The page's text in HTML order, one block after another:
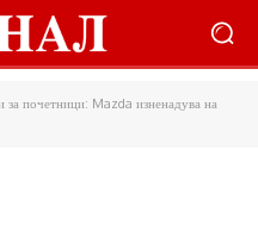
за почетници: Mazda изненадува на